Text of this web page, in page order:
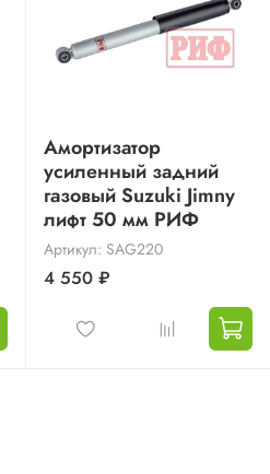
Амортизатор
усиленный задний
газовый Suzuki Jimny
лифт 50 мм РИФ
Артикул: SAG220
4 550 ₽